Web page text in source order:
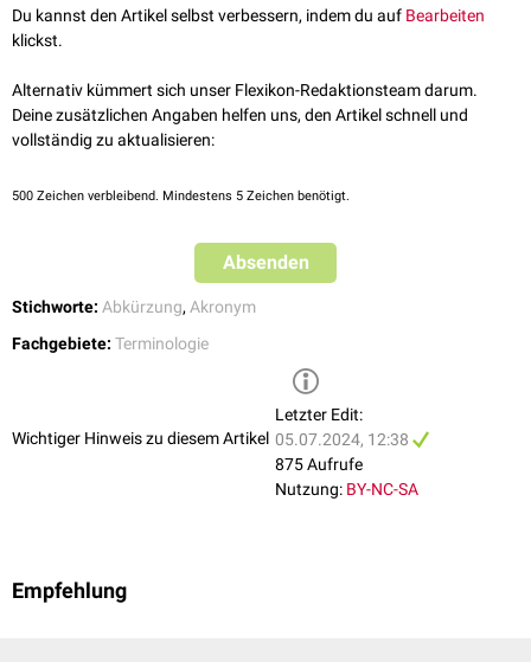
Du kannst den Artikel selbst verbessern, indem du auf Bearbeiten
klickst.
Alternativ kümmert sich unser Flexikon-Redaktionsteam darum.
Deine zusätzlichen Angaben helfen uns, den Artikel schnell und
vollständig zu aktualisieren:
500 Zeichen verbleibend. Mindestens 5 Zeichen benötigt.
Absenden
Stichworte: Abkürzung, Akronym
Fachgebiete: Terminologie
Wichtiger Hinweis zu diesem Artikel
Letzter Edit:
05.07.2024, 12:38
875 Aufrufe
Nutzung: BY-NC-SA
Empfehlung